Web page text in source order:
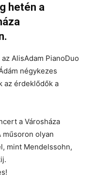
hetén a
AlisAdam PianoDuo
négykezes
az érdeklődők a
a Városháza
műsoron olyan
mint Mendelssohn,